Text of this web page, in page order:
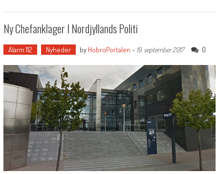
Ny Chefanklager I Nordjyllands Politi
Alarm 112 Nyheder by HobroPortalen - 19. september 2017 0